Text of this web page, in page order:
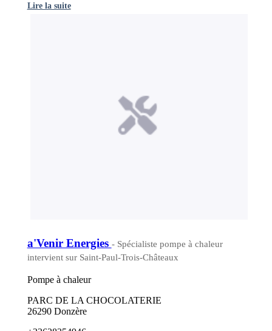
Lire la suite
a'Venir Energies - Spécialiste pompe à chaleur
intervient sur Saint-Paul-Trois-Châteaux
Pompe à chaleur
PARC DE LA CHOCOLATERIE
26290 Donzère